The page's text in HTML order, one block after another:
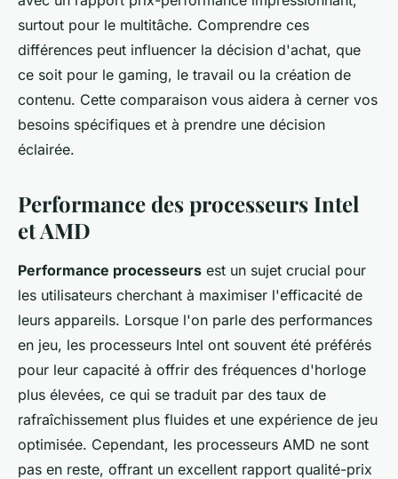
surtout pour le multitâche. Comprendre ces
différences peut influencer la décision d'achat, que
ce soit pour le gaming, le travail ou la création de
contenu. Cette comparaison vous aidera à cerner vos
besoins spécifiques et à prendre une décision
éclairée.
Performance des processeurs Intel
et AMD
Performance processeurs est un sujet crucial pour
les utilisateurs cherchant à maximiser l'efficacité de
leurs appareils. Lorsque l'on parle des performances
en jeu, les processeurs Intel ont souvent été préférés
pour leur capacité à offrir des fréquences d'horloge
plus élevées, ce qui se traduit par des taux de
rafraîchissement plus fluides et une expérience de jeu
optimisée. Cependant, les processeurs AMD ne sont
pas en reste, offrant un excellent rapport qualité-prix